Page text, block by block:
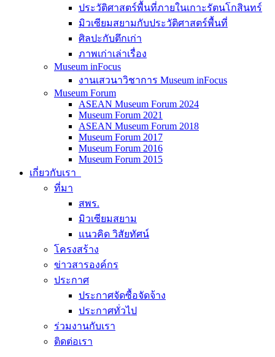
ประวัติศาสตร์พื้นที่ภายในเกาะรัตนโกสินทร์
มิวเซียมสยามกับประวัติศาสตร์พื้นที่
ศิลปะกับตึกเก่า
ภาพเก่าเล่าเรื่อง
Museum inFocus
งานเสวนาวิชาการ Museum inFocus
Museum Forum
ASEAN Museum Forum 2024
Museum Forum 2021
ASEAN Museum Forum 2018
Museum Forum 2017
Museum Forum 2016
Museum Forum 2015
เกี่ยวกับเรา
ที่มา
สพร.
มิวเซียมสยาม
แนวคิด วิสัยทัศน์
โครงสร้าง
ข่าวสารองค์กร
ประกาศ
ประกาศจัดซื้อจัดจ้าง
ประกาศทั่วไป
ร่วมงานกับเรา
ติดต่อเรา